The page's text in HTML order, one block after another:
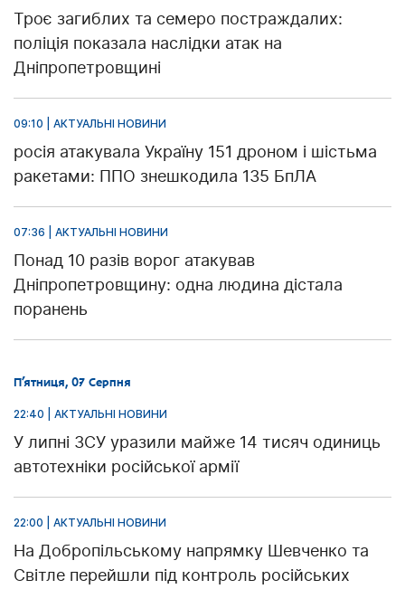
Троє загиблих та семеро постраждалих:
поліція показала наслідки атак на
Дніпропетровщині
09:10 | АКТУАЛЬНІ НОВИНИ
росія атакувала Україну 151 дроном і шістьма
ракетами: ППО знешкодила 135 БпЛА
07:36 | АКТУАЛЬНІ НОВИНИ
Понад 10 разів ворог атакував
Дніпропетровщину: одна людина дістала
поранень
П’ятниця, 07 Серпня
22:40 | АКТУАЛЬНІ НОВИНИ
У липні ЗСУ уразили майже 14 тисяч одиниць
автотехніки російської армії
22:00 | АКТУАЛЬНІ НОВИНИ
На Добропільському напрямку Шевченко та
Світле перейшли під контроль російських